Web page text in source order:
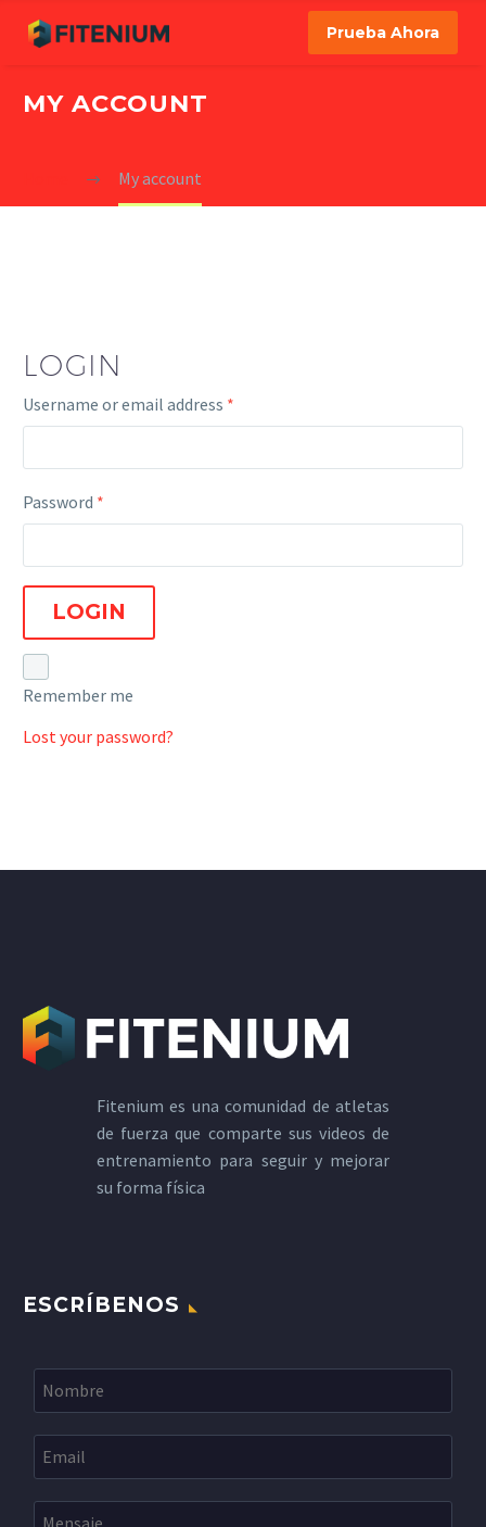
Prueba Ahora
MY ACCOUNT
My account
LOGIN
Username or email address *
Password *
LOGIN
Remember me
Lost your password?
Fitenium es una comunidad de atletas
de fuerza que comparte sus videos de
entrenamiento para seguir y mejorar
su forma física
ESCRÍBENOS